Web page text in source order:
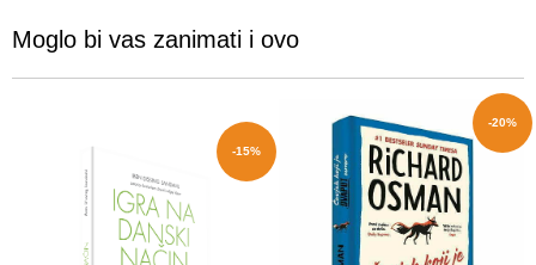
Moglo bi vas zanimati i ovo
-15%
-20%